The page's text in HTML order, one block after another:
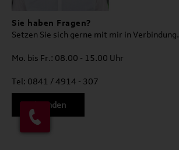
Sie haben Fragen?
Setzen Sie sich gerne mit mir in Verbindung.
Mo. bis Fr.: 08.00 - 15.00 Uhr
Tel: 0841 / 4914 - 307
Mail senden